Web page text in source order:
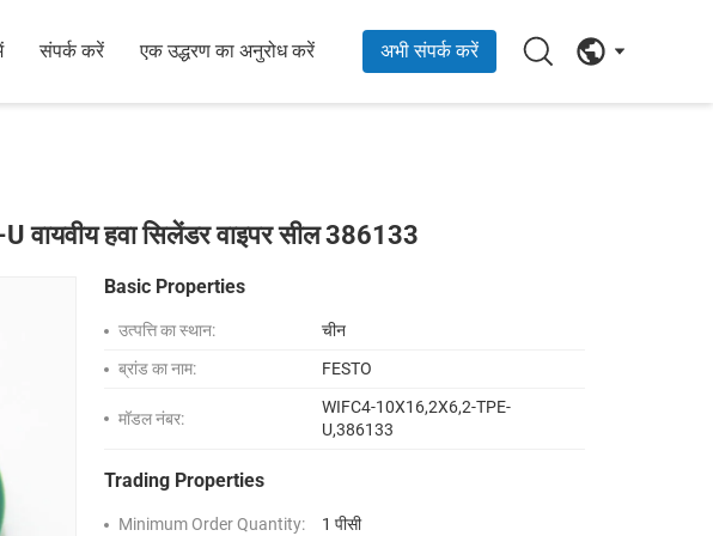
संपर्क करें एक उद्धरण का अनुरोध करें अभी संपर्क करें
हवा सिलेंडर वाइपर सील 386133
Basic Properties
उत्पत्ति का स्थान:
चीन
ब्रांड का नाम:
FESTO
मॉडल नंबर:
WIFC4-10X16,2X6,2-TPE-
U,386133
Trading Properties
Minimum Order Quantity:
1 पीसी